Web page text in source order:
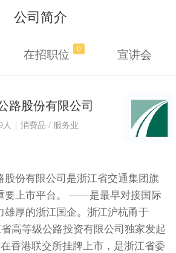
公司简介
在招职位 0 宣讲会
路股份有限公司
人 | 消费品 / 服务业
股份有限公司是浙江省交通集团旗
要上市平台。 ——是最早对接国际
雄厚的浙江国企。浙江沪杭甬于
高等级公路投资有限公司独家发起
香港联交所挂牌上市，是浙江省委